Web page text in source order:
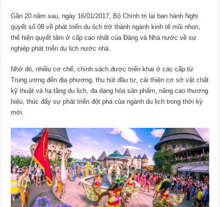
Gần 20 năm sau, ngày 16/01/2017, Bộ Chính trị lại ban hành Nghị
quyết số 08 về phát triển du lịch trở thành ngành kinh tế mũi nhọn,
thể hiện quyết tâm ở cấp cao nhất của Đảng và Nhà nước về sự
nghiệp phát triển du lịch nước nhà.
Nhờ đó, nhiều cơ chế, chính sách được triển khai ở các cấp từ
Trung ương đến địa phương, thu hút đầu tư, cải thiện cơ sở vật chất
kỹ thuật và hạ tầng du lịch, đa dạng hóa sản phẩm, nâng cao thương
hiệu, thúc đẩy sự phát triển đột phá của ngành du lịch trong thời kỳ
mới.